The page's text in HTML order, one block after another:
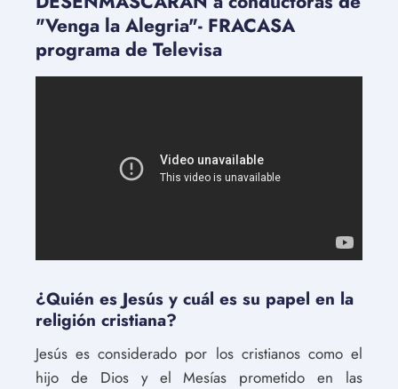
"Venga la Alegria"- FRACASA
programa de Televisa
¿Quién es Jesús y cuál es su papel en la
religión cristiana?
Jesús es considerado por los cristianos como el
hijo de Dios y el Mesías prometido en las